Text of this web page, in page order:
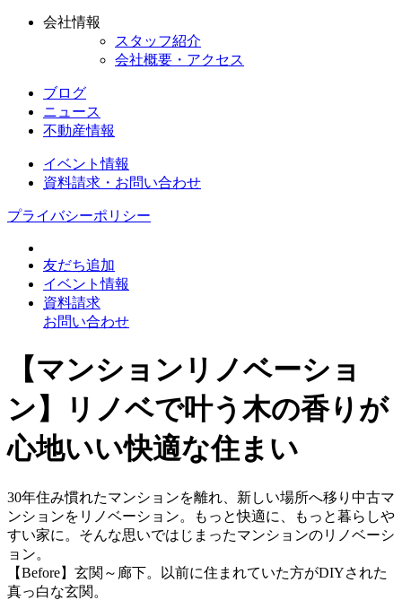
会社情報
スタッフ紹介
会社概要・アクセス
ブログ
ニュース
不動産情報
イベント情報
資料請求・お問い合わせ
プライバシーポリシー
友だち追加
イベント情報
資料請求
お問い合わせ
【マンションリノベーショ
ン】リノベで叶う木の香りが
心地いい快適な住まい
30年住み慣れたマンションを離れ、新しい場所へ移り中古マ
ンションをリノベーション。もっと快適に、もっと暮らしや
すい家に。そんな思いではじまったマンションのリノベーシ
ョン。
【Before】玄関～廊下。以前に住まれていた方がDIYされた
真っ白な玄関。